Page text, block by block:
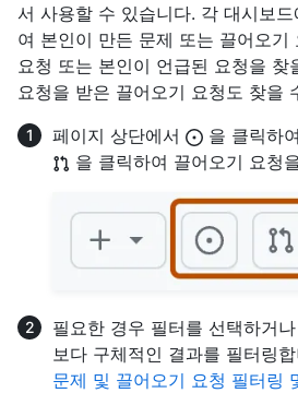
서 사용할 수 있습니다. 각 대시보
여 본인이 만든 문제 또는 끌어오기
요청 또는 본인이 언급된 요청을 찾
요청을 받은 끌어오기 요청도 찾을
페이지 상단에서
을 클릭하
을 클릭하여 끌어오기 요청
필요한 경우 필터를 선택하거
보다 구체적인 결과를 필터링
문제 및 끌어오기 요청 필터링